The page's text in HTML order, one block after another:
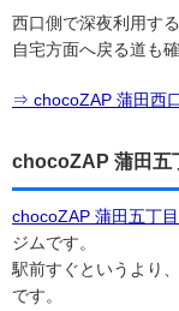
西口側で深夜利用す
自宅方面へ戻る道も
⇒ chocoZAP 蒲田西
chocoZAP 蒲田五
chocoZAP 蒲田五丁
ジムです。
駅前すぐというより
です。